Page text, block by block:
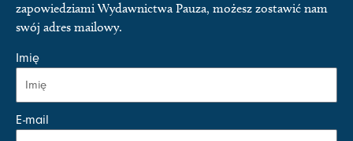
zapowiedziami Wydawnictwa Pauza, możesz zostawić nam
swój adres mailowy.
Imię
E-mail